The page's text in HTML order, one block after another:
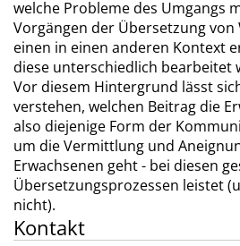
welche Probleme des Umgangs
Vorgängen der Übersetzung von
einen in einen anderen Kontext
diese unterschiedlich bearbeitet
Vor diesem Hintergrund lässt
verstehen, welchen Beitrag die
also diejenige Form der
um die Vermittlung und
Erwachsenen geht - bei diesen
Übersetzungsprozessen leistet
nicht).
Kontakt